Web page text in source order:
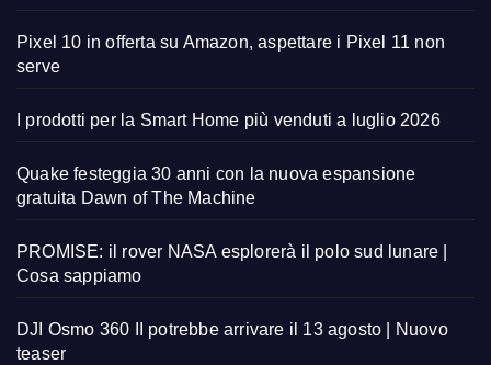
Pixel 10 in offerta su Amazon, aspettare i Pixel 11 non
serve
I prodotti per la Smart Home più venduti a luglio 2026
Quake festeggia 30 anni con la nuova espansione
gratuita Dawn of The Machine
PROMISE: il rover NASA esplorerà il polo sud lunare |
Cosa sappiamo
DJI Osmo 360 II potrebbe arrivare il 13 agosto | Nuovo
teaser